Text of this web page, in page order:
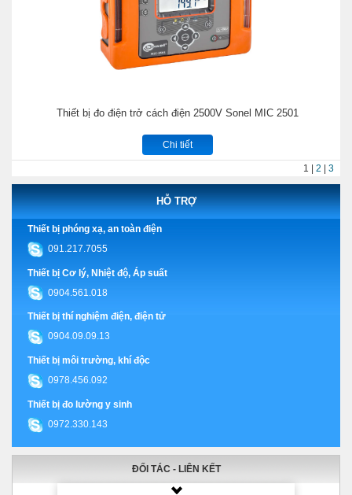
Thiết bị đo điện trở cách điện 2500V Sonel MIC 2501
Chi tiết
1 | 2 | 3
HỖ TRỢ
Thiết bị phóng xạ, an toàn điện
091.217.7055
Thiết bị Cơ lý, Nhiệt độ, Áp suất
0904.561.018
Thiết bị thí nghiệm điện, điện tử
0904.09.09.13
Thiết bị môi trường, khí độc
0978.456.092
Thiết bị đo lường y sinh
0972.330.143
ĐỐI TÁC - LIÊN KẾT